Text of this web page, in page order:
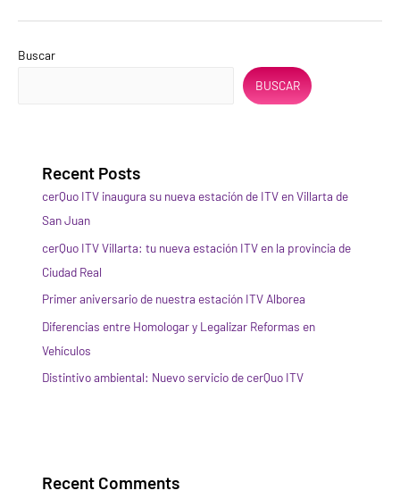
Buscar
BUSCAR
Recent Posts
cerQuo ITV inaugura su nueva estación de ITV en Villarta de
San Juan
cerQuo ITV Villarta: tu nueva estación ITV en la provincia de
Ciudad Real
Primer aniversario de nuestra estación ITV Alborea
Diferencias entre Homologar y Legalizar Reformas en
Vehículos
Distintivo ambiental: Nuevo servicio de cerQuo ITV
Recent Comments